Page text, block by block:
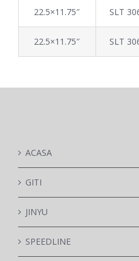
22.5×11.75″ SLT
22.5×11.75″ SLT
ACASA
GITI
JINYU
SPEEDLINE